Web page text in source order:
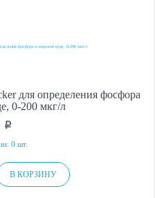
для определения фосфора
0-200 мкг/л
p
0 шт.
В КОРЗИНУ